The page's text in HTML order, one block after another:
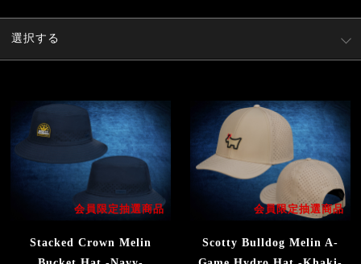
選択する
会員限定抽選商品
Stacked Crown Melin
会員限定抽選商品
Scotty Bulldog Melin A-